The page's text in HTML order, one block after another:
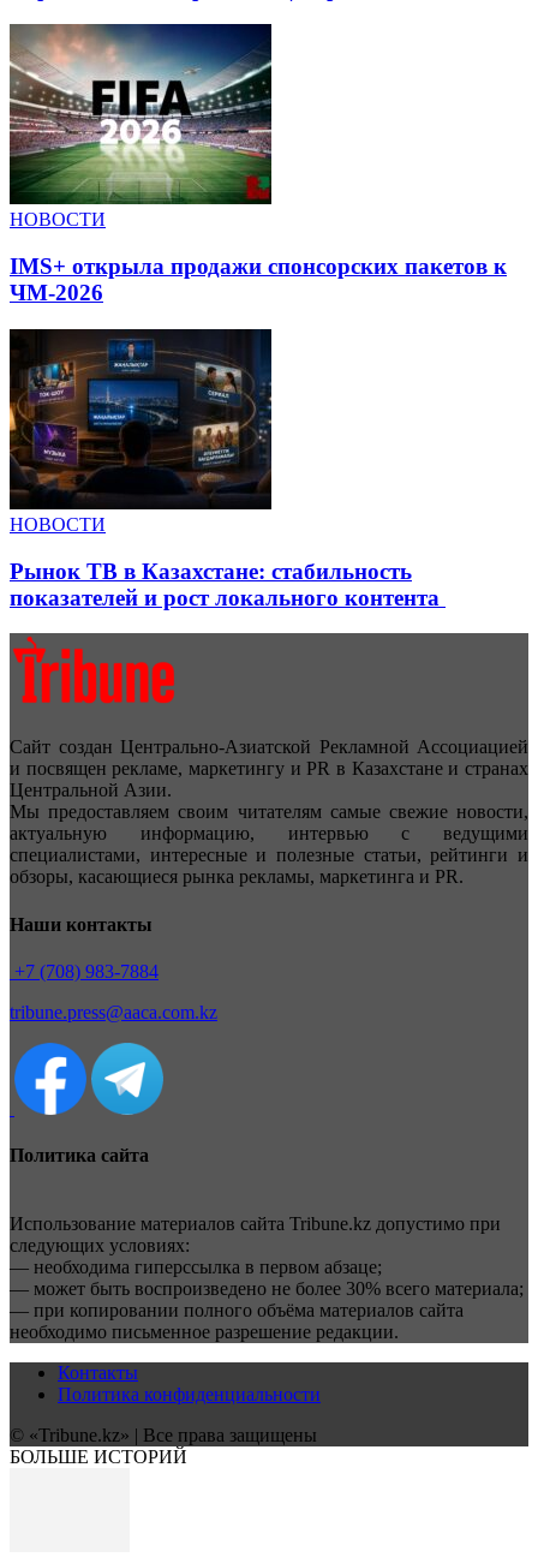
НОВОСТИ
IMS+ открыла продажи спонсорских пакетов к
ЧМ-2026
НОВОСТИ
Рынок ТВ в Казахстане: стабильность
показателей и рост локального контента
Сайт создан Центрально-Азиатской Рекламной Ассоциацией
и посвящен рекламе, маркетингу и PR в Казахстане и странах
Центральной Азии.
Мы предоставляем своим читателям самые свежие новости,
актуальную информацию, интервью с ведущими
специалистами, интересные и полезные статьи, рейтинги и
обзоры, касающиеся рынка рекламы, маркетинга и PR.
Наши контакты
+7 (708) 983-7884
tribune.press@aaca.com.kz
Политика сайта
Использование материалов сайта Tribune.kz допустимо при
следующих условиях:
— необходима гиперссылка в первом абзаце;
— может быть воспроизведено не более 30% всего материала;
— при копировании полного объёма материалов сайта
необходимо письменное разрешение редакции.
Контакты
Политика конфиденциальности
© «Tribune.kz» | Все права защищены
БОЛЬШЕ ИСТОРИЙ